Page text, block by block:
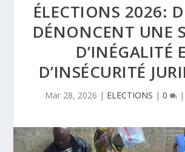
ÉLECTIONS 2026:
DÉNONCENT UNE
D’INÉGALITÉ
D’INSÉCURITÉ
Mar 28, 2026 | ELECTIONS | 0 |